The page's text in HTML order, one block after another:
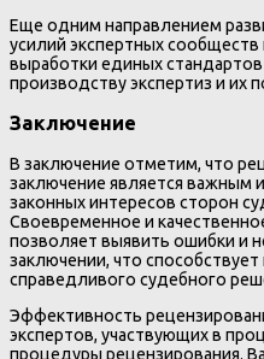
Еще одним направлением
усилий экспертных сообществ
выработки единых
производству экспертиз и их
Заключение
В заключение отметим, что
заключение является важным
законных интересов сторон
Своевременное и
позволяет выявить ошибки и
заключении, что
справедливого судебного
Эффективность
экспертов, участвующих в
процедуры рецензирования.